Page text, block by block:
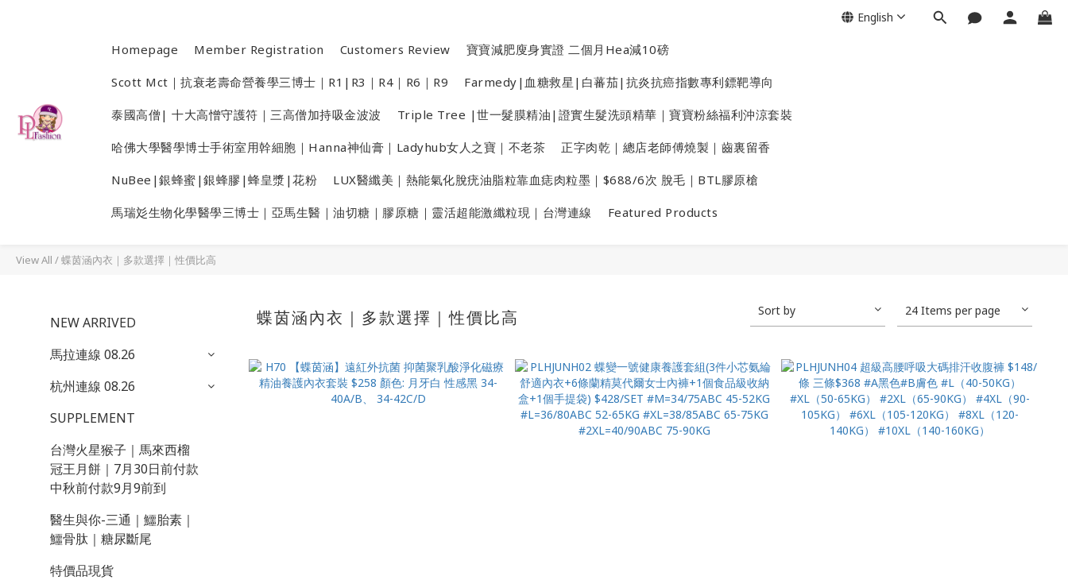
Homepage Member Registration Customers Review 寶寶減肥廋身實證 二個月Hea減10磅
Scott Mct｜抗衰老壽命營養學三博士｜R1|R3｜R4｜R6｜R9 Farmedy|血糖救星|白蕃茄|抗炎抗癌指數專利鏢靶導向
泰國高僧| 十大高憎守護符｜三高僧加持吸金波波 Triple Tree |世一髮膜精油|證實生髮洗頭精華｜寶寶粉絲福利沖涼套裝
哈佛大學醫學博士手術室用幹細胞｜Hanna神仙膏｜Ladyhub女人之寶｜不老茶 正字肉乾｜總店老師傅燒製｜齒裏留香
NuBee|銀蜂蜜|銀蜂膠|蜂皇漿|花粉 LUX醫纖美｜熱能氣化脫疣油脂粒靠血痣肉粒墨｜$688/6次 脫毛｜BTL膠原槍
馬瑞彣生物化學醫學三博士｜亞馬生醫｜油切糖｜膠原糖｜靈活超能激纖粒現｜台灣連線 Featured Products
English
View All /蝶茵涵內衣｜多款選擇｜性價比高
NEW ARRIVED
馬拉連線 08.26
杭州連線 08.26
SUPPLEMENT
台灣火星猴子｜馬來西榴
冠王月餅｜7月30日前付款
中秋前付款9月9前到
醫生與你-三通｜鱷胎素｜
鱷骨肽｜糖尿斷尾
特價品現貨
蝶茵涵內衣｜多款選擇｜性價比高 Sort by 24 Items per page